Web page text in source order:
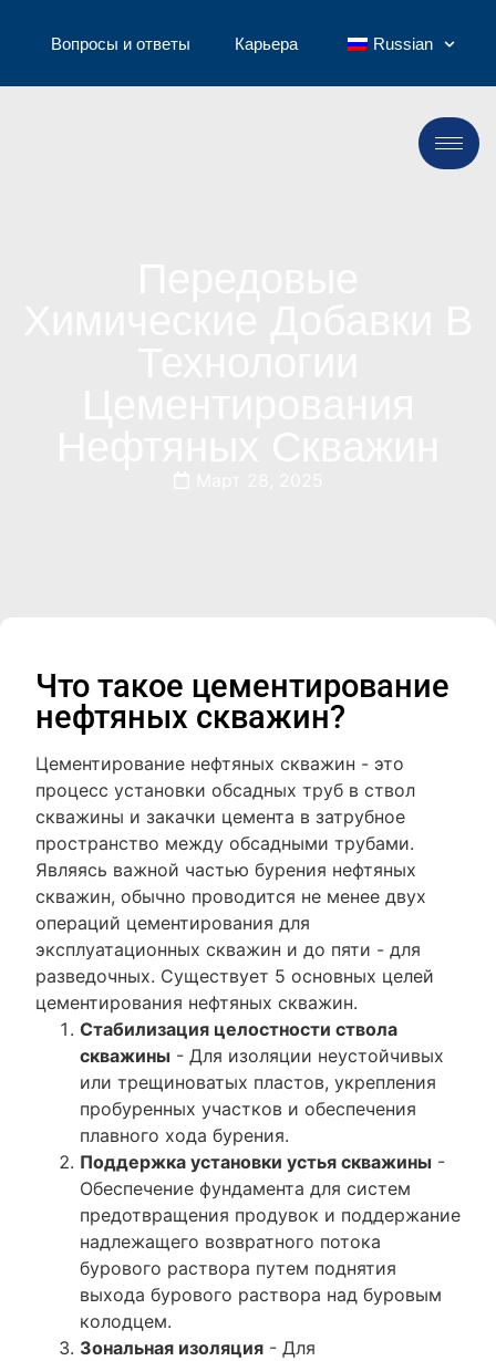
Вопросы и ответы Карьера Russian
Что такое цементирование
нефтяных скважин?
Цементирование нефтяных скважин - это
процесс установки обсадных труб в ствол
скважины и закачки цемента в затрубное
пространство между обсадными трубами.
Являясь важной частью бурения нефтяных
скважин, обычно проводится не менее двух
операций цементирования для
эксплуатационных скважин и до пяти - для
разведочных. Существует 5 основных целей
цементирования нефтяных скважин.
Стабилизация целостности ствола
скважины - Для изоляции неустойчивых
или трещиноватых пластов, укрепления
пробуренных участков и обеспечения
плавного хода бурения.
Поддержка установки устья скважины -
Обеспечение фундамента для систем
предотвращения продувок и поддержание
надлежащего возвратного потока
бурового раствора путем поднятия
выхода бурового раствора над буровым
колодцем.
Зональная изоляция - Для